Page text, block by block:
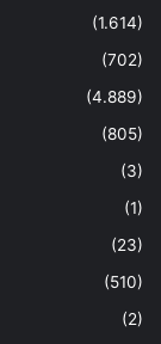
(1.614)
(702)
(4.889)
(805)
(3)
(1)
(23)
(510)
(2)